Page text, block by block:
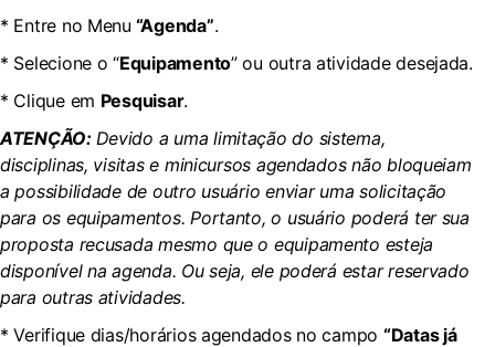
* Entre no Menu “Agenda”.
* Selecione o “Equipamento” ou outra atividade desejada.
* Clique em Pesquisar.
ATENÇÃO: Devido a uma limitação do sistema,
disciplinas, visitas e minicursos agendados não bloqueiam
a possibilidade de outro usuário enviar uma solicitação
para os equipamentos. Portanto, o usuário poderá ter sua
proposta recusada mesmo que o equipamento esteja
disponível na agenda. Ou seja, ele poderá estar reservado
para outras atividades.
* Verifique dias/horários agendados no campo “Datas já